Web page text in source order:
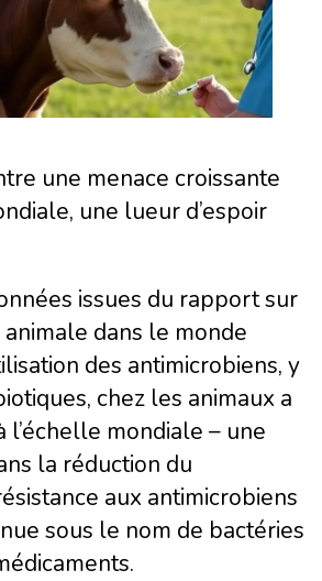
une menace croissante
une lueur d’espoir
issues du rapport sur
animale dans le monde
des antimicrobiens, y
chez les animaux a
l’échelle mondiale – une
la réduction du
aux antimicrobiens
sous le nom de bactéries